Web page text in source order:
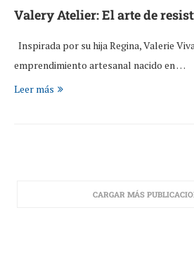
Valery Atelier: El arte de
Inspirada por su hija Regina, Valerie
emprendimiento artesanal nacido en …
Leer más
CARGAR MÁS